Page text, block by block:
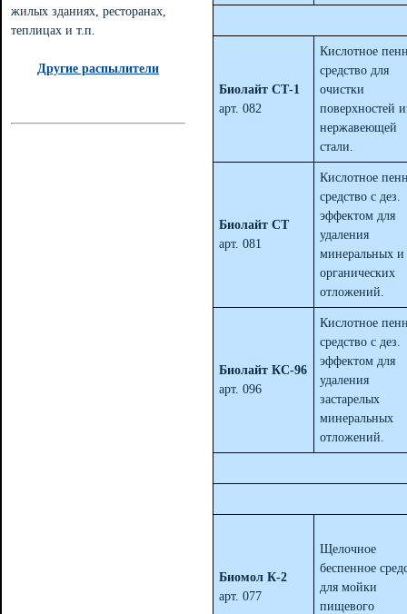
жилых зданиях, ресторанах,
теплицах и т.п.
Другие распылители
Биолайт СТ-1
арт. 082
Кислотное
средство для
очистки
поверхностей
нержавеющей
стали.
Биолайт СТ
арт. 081
Кислотное
средство с дез.
эффектом для
удаления
минеральных и
органических
отложений.
Биолайт КС-96
арт. 096
Кислотное
средство с дез.
эффектом для
удаления
застарелых
минеральных
отложений.
Биомол К-2
арт. 077
Щелочное
беспенное
для мойки
пищевого